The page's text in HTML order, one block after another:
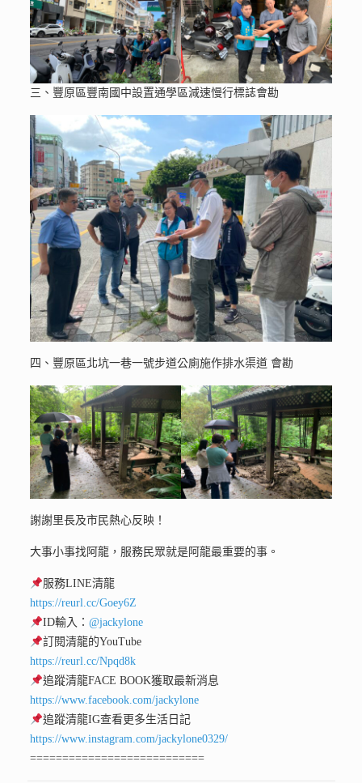
三、豐原區豐南國中設置通學區減速慢行標誌會勘
四、豐原區北坑一巷一號步道公廁施作排水渠道 會勘
謝謝里長及市民熱心反映！
大事小事找阿龍，服務民眾就是阿龍最重要的事。
服務LINE清龍
https://reurl.cc/Goey6Z
ID輸入：@jackylone
訂閱清龍的YouTube
https://reurl.cc/Npqd8k
追蹤清龍FACE BOOK獲取最新消息
https://www.facebook.com/jackylone
追蹤清龍IG查看更多生活日記
https://www.instagram.com/jackylone0329/
===========================